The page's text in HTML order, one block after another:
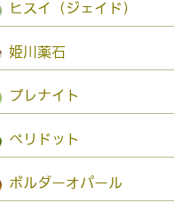
ヒスイ（ジェイド）
姫川薬石
プレナイト
ペリドット
ボルダーオパール